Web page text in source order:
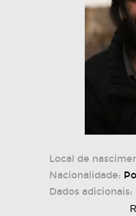
Local de
Nacionalidade:
Dados adicionais: